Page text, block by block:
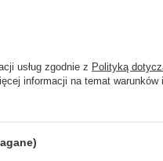
parametry.
usług zgodnie z Polityką
informacji na temat